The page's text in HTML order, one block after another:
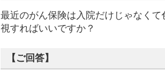
最近のがん保険は入院だけじゃなく
視すればいいですか？
【ご回答】